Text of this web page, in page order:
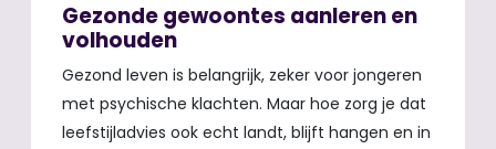
Gezonde gewoontes aanleren en
volhouden
Gezond leven is belangrijk, zeker voor jongeren
met psychische klachten. Maar hoe zorg je dat
leefstijladvies ook echt landt, blijft hangen en in